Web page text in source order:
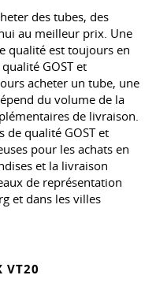
des tubes, des
au meilleur prix. Une
qualité est toujours en
GOST et
acheter un tube, une
du volume de la
de livraison.
de qualité GOST et
pour les achats en
et la livraison
de représentation
et dans les villes
VT20